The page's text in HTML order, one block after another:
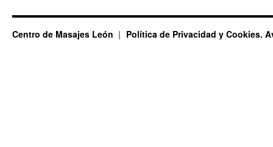
Centro de Masajes León Política de Privacidad y Cookies.